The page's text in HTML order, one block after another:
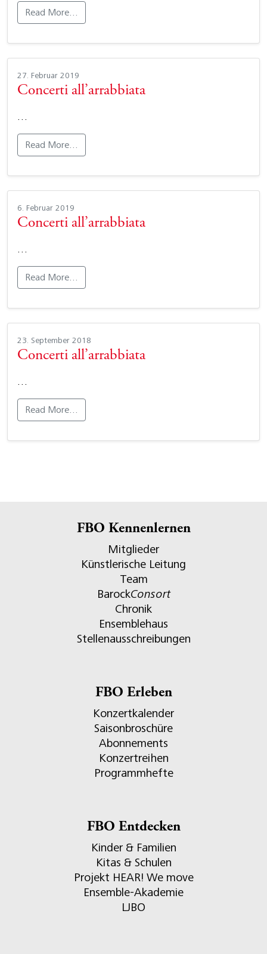
Read More…
27. Februar 2019
Concerti all’arrabbiata
…
Read More…
6. Februar 2019
Concerti all’arrabbiata
…
Read More…
23. September 2018
Concerti all’arrabbiata
…
Read More…
FBO Kennenlernen
Mitglieder
Künstlerische Leitung
Team
BarockConsort
Chronik
Ensemblehaus
Stellenausschreibungen
FBO Erleben
Konzertkalender
Saisonbroschüre
Abonnements
Konzertreihen
Programmhefte
FBO Entdecken
Kinder & Familien
Kitas & Schulen
Projekt HEAR! We move
Ensemble-Akademie
LJBO